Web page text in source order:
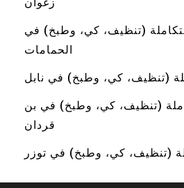
(تنظيف، كي، وطبخ) في
الحمامات
(تنظيف، كي، وطبخ) في نابل
(تنظيف، كي، وطبخ) في بن
قردان
(تنظيف، كي، وطبخ) في توزر